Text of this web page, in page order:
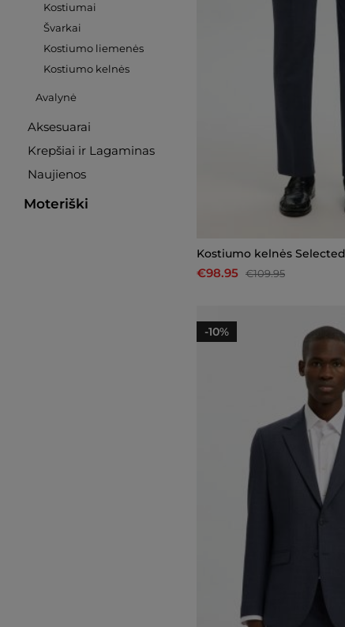
Kostiumai
Švarkai
Kostiumo liemenės
Kostiumo kelnės
Avalynė
Aksesuarai
Krepšiai ir Lagaminas
Naujienos
Moteriški
Kostiumo kelnės Selected
€98.95 €109.95
-10%